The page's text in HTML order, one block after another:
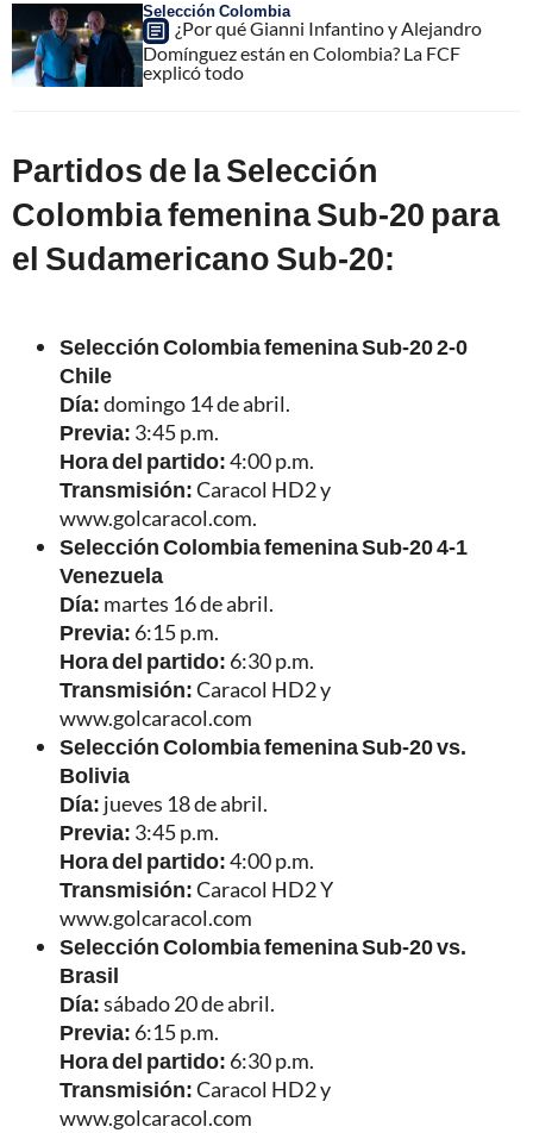
Selección Colombia
¿Por qué Gianni Infantino y Alejandro
Domínguez están en Colombia? La FCF
explicó todo
Partidos de la Selección
Colombia femenina Sub-20 para
el Sudamericano Sub-20:
Selección Colombia femenina Sub-20 2-0
Chile
Día:domingo 14 de abril.
Previa: 3:45 p.m.
Hora del partido:4:00 p.m.
Transmisión:Caracol HD2 y
www.golcaracol.com.
Selección Colombia femenina Sub-20 4-1
Venezuela
Día: martes 16 de abril.
Previa: 6:15 p.m.
Hora del partido: 6:30 p.m.
Transmisión:Caracol HD2 y
www.golcaracol.com
Selección Colombia femenina Sub-20 vs.
Bolivia
Día: jueves 18 de abril.
Previa: 3:45 p.m.
Hora del partido:4:00 p.m.
Transmisión:Caracol HD2 Y
www.golcaracol.com
Selección Colombia femenina Sub-20 vs.
Brasil
Día:sábado 20 de abril.
Previa: 6:15 p.m.
Hora del partido: 6:30 p.m.
Transmisión:Caracol HD2 y
www.golcaracol.com